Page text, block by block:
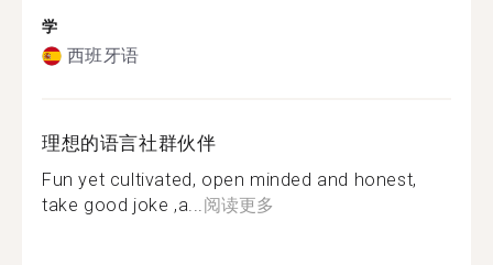
学
西班牙语
理想的语言社群伙伴
Fun yet cultivated, open minded and honest,
take good joke ,a...阅读更多